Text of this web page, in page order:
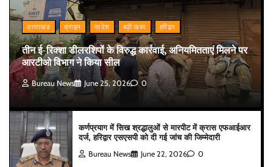
उत्तराखंड क्राइम प्रदेश बड़ी खबर हरिद्वार
तीन ई-रिक्शा डीलरशिपों के विरुद्ध कार्रवाई, अनियमितताएं मिलने पर
आरटीओ विभाग ने किया सील
Bureau News June 25, 2026 0
कर्णप्रयाग में सिख श्रद्धालुओं से मारपीट में क्रास एफआईआर
दर्ज, हरिद्वार एसएसपी को दी गई जांच की जिम्मेदारी
Bureau News June 22, 2026 0